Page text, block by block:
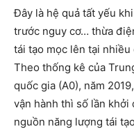
Đây là hệ quả tất yếu
trước nguy cơ… thừa
tái tạo mọc lên tại
Theo thống kê của
quốc gia (A0), năm
vận hành thì số lần
nguồn năng lượng tái